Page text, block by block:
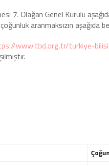
7. Olağan Genel Kurulu
aranmaksızın aşağıda
www.tbd.org.tr/turkiye-